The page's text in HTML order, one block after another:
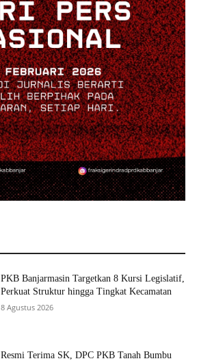
PKB Banjarmasin Targetkan 8 Kursi Legislatif,
Perkuat Struktur hingga Tingkat Kecamatan
8 Agustus 2026
Resmi Terima SK, DPC PKB Tanah Bumbu